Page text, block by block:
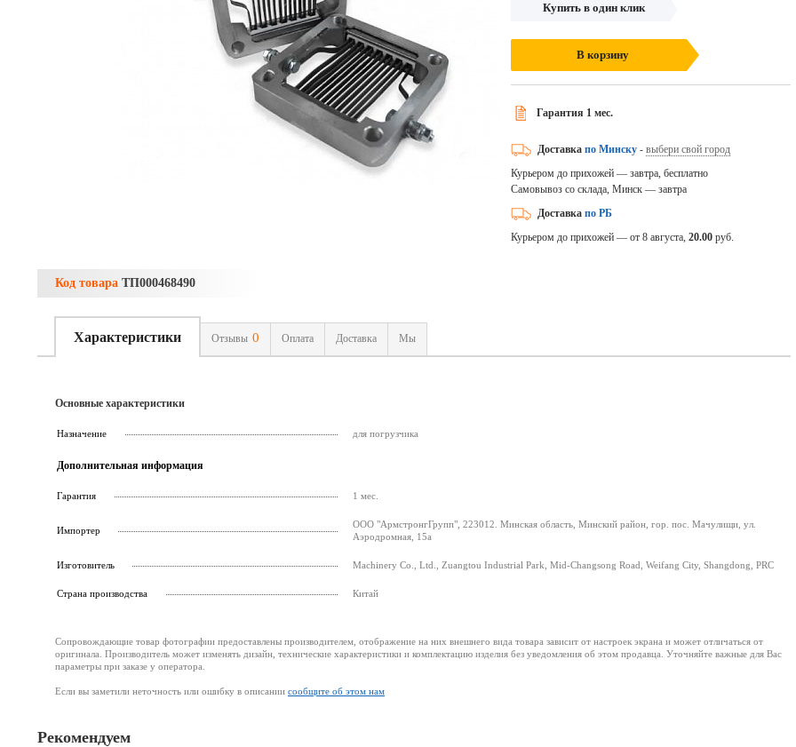
Купить в один клик
В корзину
Гарантия 1 мес.
Доставка по Минску- выбери свой город
Курьером до прихожей — завтра, бесплатно
Самовывоз со склада, Минск — завтра
Доставка по РБ
Курьером до прихожей — от 8 августа, 20.00 руб.
Код товара ТП000468490
Характеристики Отзывы 0 Оплата Доставка Мы
Основные характеристики
Назначение для погрузчика
Дополнительная информация
Гарантия 1 мес.
Импортер
ООО "АрмстронгГрупп", 223012. Минская область, Минский район, гор. пос. Мачулищи, ул.
Аэродромная, 15а
Изготовитель Machinery Co., Ltd., Zuangtou Industrial Park, Mid-Changsong Road, Weifang City, Shangdong, PRC
Страна производства Китай
Сопровождающие товар фотографии предоставлены производителем, отображение на них внешнего вида товара зависит от настроек экрана и может отличаться от
оригинала. Производитель может изменять дизайн, технические характеристики и комплектацию изделия без уведомления об этом продавца. Уточняйте важные для Вас
параметры при заказе у оператора.
Если вы заметили неточность или ошибку в описании сообщите об этом нам
Рекомендуем